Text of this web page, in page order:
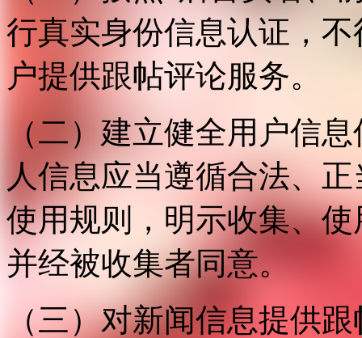
行真实身份信息认证，
户提供跟帖评论服务。
（二）建立健全用户信
人信息应当遵循合法、
使用规则，明示收集、
并经被收集者同意。
（三）对新闻信息提供